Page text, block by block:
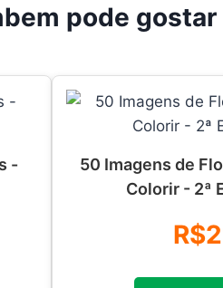
pode gostar
-
50 Imagens de
Colorir - 2ª